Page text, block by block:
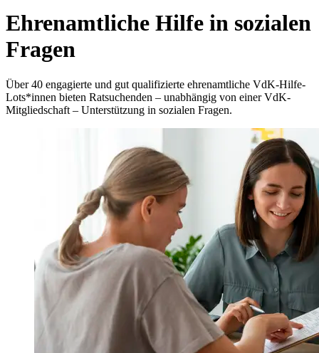
Ehrenamtliche Hilfe in sozialen
Fragen
Über 40 engagierte und gut qualifizierte ehrenamtliche VdK-Hilfe-
Lots*innen bieten Ratsuchenden – unabhängig von einer VdK-
Mitgliedschaft – Unterstützung in sozialen Fragen.